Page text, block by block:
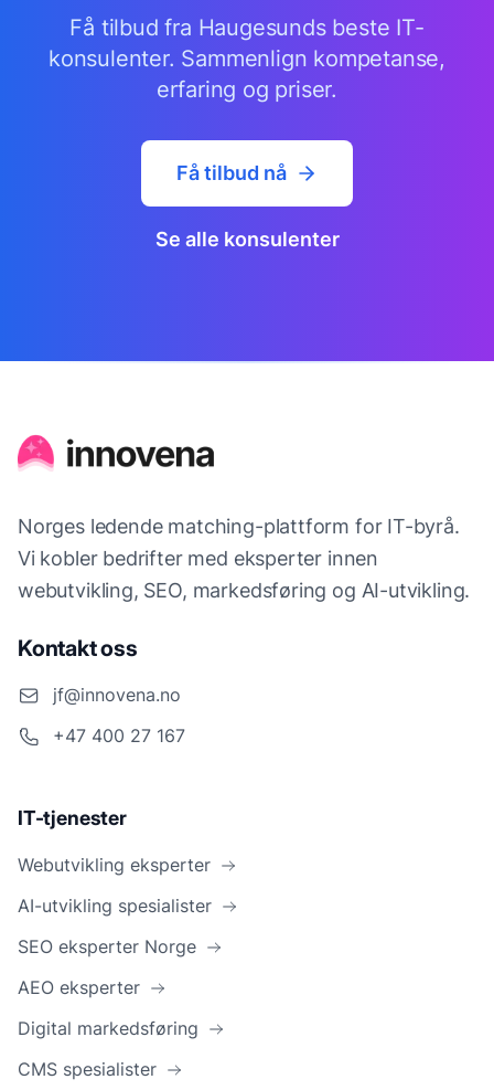
Få tilbud fra Haugesunds beste IT-
konsulenter. Sammenlign kompetanse,
erfaring og priser.
Få tilbud nå
Se alle konsulenter
Norges ledende matching-plattform for IT-byrå.
Vi kobler bedrifter med eksperter innen
webutvikling, SEO, markedsføring og AI-utvikling.
Kontakt oss
jf@innovena.no
+47 400 27 167
IT-tjenester
Webutvikling eksperter
AI-utvikling spesialister
SEO eksperter Norge
AEO eksperter
Digital markedsføring
CMS spesialister